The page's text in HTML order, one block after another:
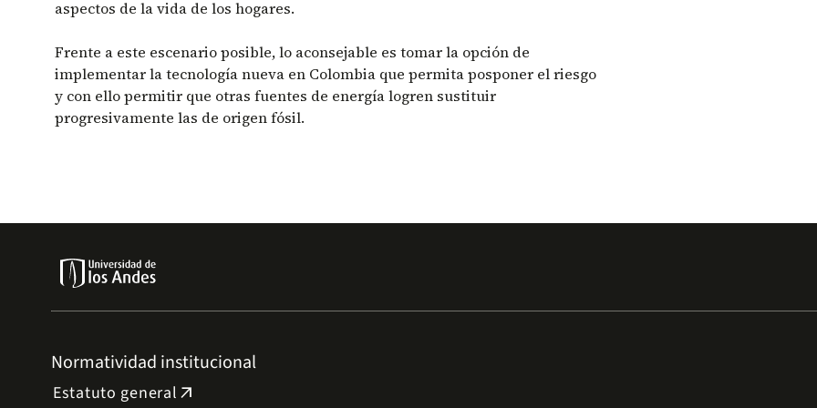
aspectos de la vida de los hogares.
Frente a este escenario posible, lo aconsejable es tomar la opción de
implementar la tecnología nueva en Colombia que permita posponer el riesgo
y con ello permitir que otras fuentes de energía logren sustituir
progresivamente las de origen fósil.
Normatividad institucional
Estatuto general arrow_outward